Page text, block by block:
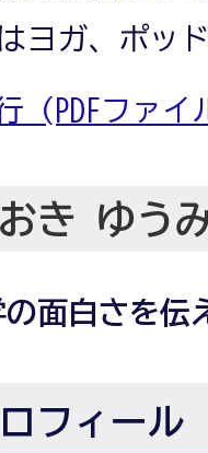
ヨガ、ポッ
(PDFファ
き ゆう
の面白さを伝
フィール